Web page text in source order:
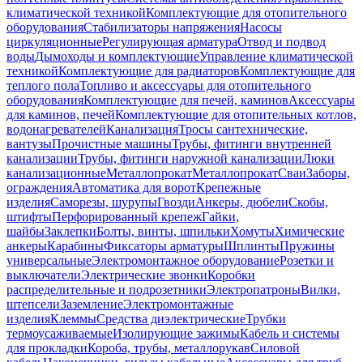
климатической техникойКомплектующие для отопительного
оборудованияСтабилизаторы напряженияНасосы
циркуляционныеРегулирующая арматураОтвод и подвод
водыДымоходы и комплектующиеУправление климатической
техникойКомплектующие для радиаторовКомплектующие для
теплого полаТопливо и аксессуары для отопительного
оборудованияКомплектующие для печей, каминовАксессуары
для каминов, печейКомплектующие для отопительных котлов,
водонагревателейКанализацияТросы сантехнические,
вантузыПрочистные машиныТрубы, фитинги внутренней
канализацииТрубы, фитинги наружной канализацииЛюки
канализационныеМеталлопрокатМеталлопрокатСваиЗаборы,
огражденияАвтоматика для воротКрепежные
изделияСаморезы, шурупыГвоздиАнкеры, дюбелиСкобы,
штифтыПерфорированный крепежГайки,
шайбыЗаклепкиБолты, винты, шпилькиХомутыХимические
анкерыКарабиныФиксаторы арматурыШплинтыПружины
универсальныеЭлектромонтажное оборудованиеРозетки и
выключателиЭлектрические звонкиКоробки
распределительные и подрозетникиЭлектропатроныВилки,
штепселиЗаземлениеЭлектромонтажные
изделияКлеммыСредства диэлектрическиеТрубки
термоусаживаемыеИзолирующие зажимыКабель и системы
для прокладкиКороба, трубы, металлорукавСиловой